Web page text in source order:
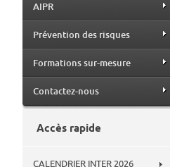
AIPR
Prévention des risques
Formations sur-mesure
Contactez-nous
Accès rapide
CALENDRIER INTER 2026